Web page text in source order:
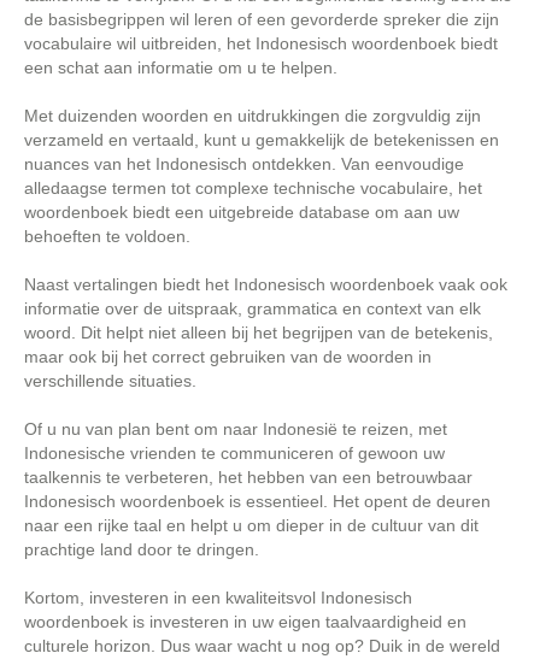
de basisbegrippen wil leren of een gevorderde spreker die zijn
vocabulaire wil uitbreiden, het Indonesisch woordenboek biedt
een schat aan informatie om u te helpen.
Met duizenden woorden en uitdrukkingen die zorgvuldig zijn
verzameld en vertaald, kunt u gemakkelijk de betekenissen en
nuances van het Indonesisch ontdekken. Van eenvoudige
alledaagse termen tot complexe technische vocabulaire, het
woordenboek biedt een uitgebreide database om aan uw
behoeften te voldoen.
Naast vertalingen biedt het Indonesisch woordenboek vaak ook
informatie over de uitspraak, grammatica en context van elk
woord. Dit helpt niet alleen bij het begrijpen van de betekenis,
maar ook bij het correct gebruiken van de woorden in
verschillende situaties.
Of u nu van plan bent om naar Indonesië te reizen, met
Indonesische vrienden te communiceren of gewoon uw
taalkennis te verbeteren, het hebben van een betrouwbaar
Indonesisch woordenboek is essentieel. Het opent de deuren
naar een rijke taal en helpt u om dieper in de cultuur van dit
prachtige land door te dringen.
Kortom, investeren in een kwaliteitsvol Indonesisch
woordenboek is investeren in uw eigen taalvaardigheid en
culturele horizon. Dus waar wacht u nog op? Duik in de wereld